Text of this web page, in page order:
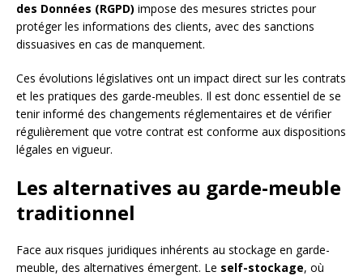
des Données (RGPD) impose des mesures strictes pour
protéger les informations des clients, avec des sanctions
dissuasives en cas de manquement.
Ces évolutions législatives ont un impact direct sur les contrats
et les pratiques des garde-meubles. Il est donc essentiel de se
tenir informé des changements réglementaires et de vérifier
régulièrement que votre contrat est conforme aux dispositions
légales en vigueur.
Les alternatives au garde-meuble
traditionnel
Face aux risques juridiques inhérents au stockage en garde-
meuble, des alternatives émergent. Le self-stockage, où